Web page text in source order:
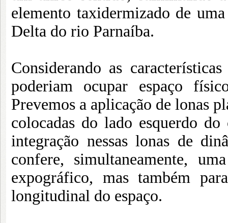
elemento taxidermizado de
Delta do rio Parnaíba.
Considerando as
poderiam ocupar espaço
Prevemos a aplicação de lonas
colocadas do lado esquerdo
integração nessas lonas de
confere, simultaneamente,
expográfico, mas também
longitudinal do espaço.